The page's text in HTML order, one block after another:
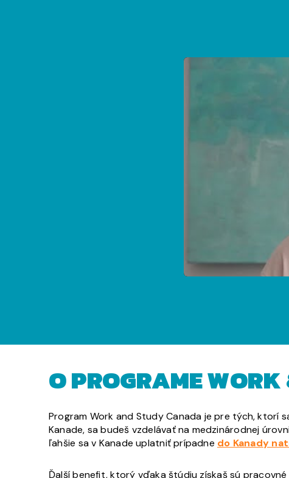
O PROGRAME
Program Work and Study Canada je pre tých, ktorí
Kanade, sa budeš vzdelávať na medzinárodnej
ľahšie sa v Kanade uplatniť prípadne do Kanady
Ďalší benefit, ktorý vďaka štúdiu získaš sú